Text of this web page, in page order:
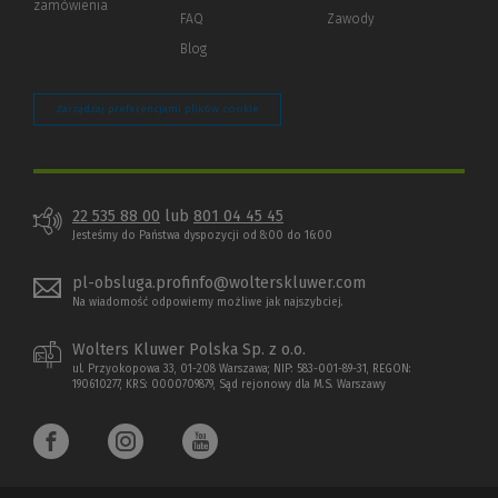
zamówienia
FAQ
Blog
Zawody
Zarządzaj preferencjami plików cookie
22 535 88 00 lub 801 04 45 45
Jesteśmy do Państwa dyspozycji od 8:00 do 16:00
pl-obsluga.profinfo@wolterskluwer.com
Na wiadomość odpowiemy możliwe jak najszybciej.
Wolters Kluwer Polska Sp. z o.o.
ul. Przyokopowa 33, 01-208 Warszawa; NIP: 583-001-89-31, REGON:
190610277, KRS: 0000709879, Sąd rejonowy dla M.S. Warszawy